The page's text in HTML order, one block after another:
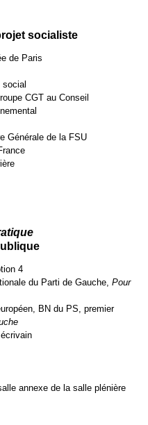
socialiste
de Paris
social
CGT au Conseil
Générale de la FSU
4
du Parti de Gauche, Pour
BN du PS, premier
annexe de la salle plénière